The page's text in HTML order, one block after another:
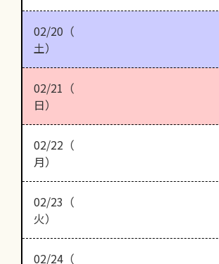
02/20（
土）
02/21（
日）
02/22（
月）
02/23（
火）
02/24（